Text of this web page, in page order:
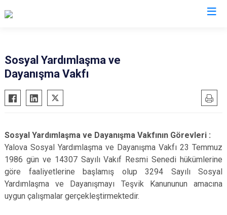
Sosyal Yardımlaşma ve
Dayanışma Vakfı
Sosyal Yardımlaşma ve Dayanışma Vakfının Görevleri :
Yalova Sosyal Yardımlaşma ve Dayanışma Vakfı 23 Temmuz
1986 gün ve 14307 Sayılı Vakıf Resmi Senedi hükümlerine
göre faaliyetlerine başlamış olup 3294 Sayılı Sosyal
Yardımlaşma ve Dayanışmayı Teşvik Kanununun amacına
uygun çalışmalar gerçekleştirmektedir.